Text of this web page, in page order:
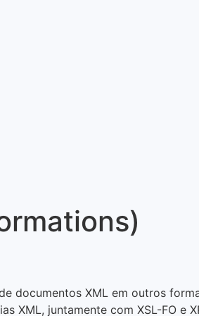
documentos XML em outros
XML, juntamente com XSL-FO e